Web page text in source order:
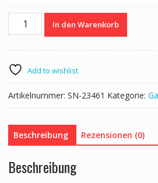
CHF 144.00CHF 116.00.
Gartenstuhl
LILLIAN
grau/schwarz
Menge
In den Warenkorb
Add to wishlist
Artikelnummer: SN-23461 Kategorie:
Beschreibung Rezensionen (0)
Beschreibung